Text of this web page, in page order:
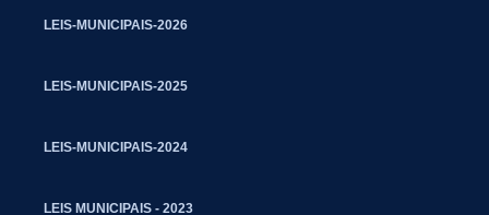
LEIS-MUNICIPAIS-2026
LEIS-MUNICIPAIS-2025
LEIS-MUNICIPAIS-2024
LEIS MUNICIPAIS - 2023